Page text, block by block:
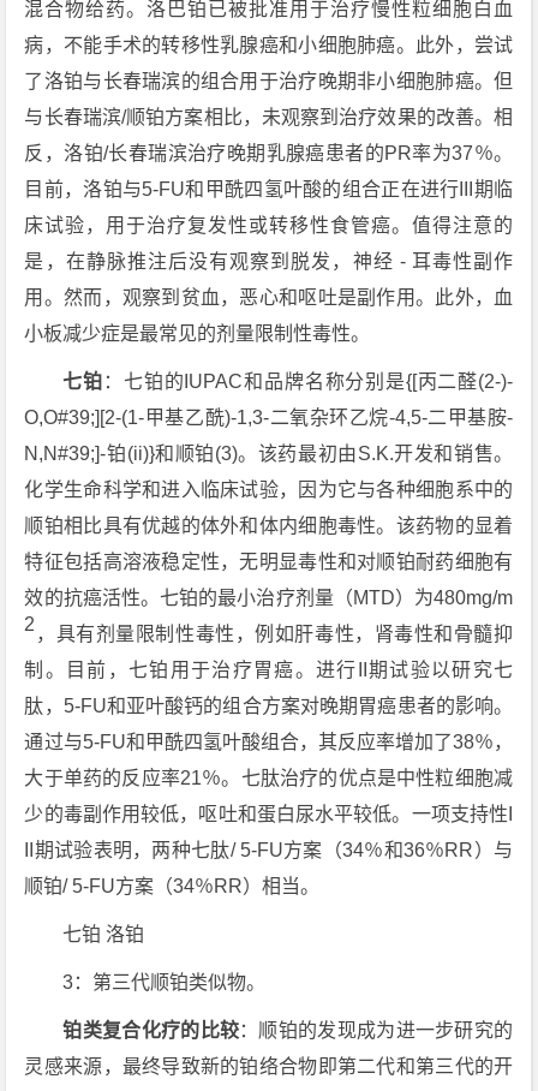
混合物给药。洛巴铂已被批准用于治疗慢性粒细胞白血
病，不能手术的转移性乳腺癌和小细胞肺癌。此外，尝试
了洛铂与长春瑞滨的组合用于治疗晚期非小细胞肺癌。但
与长春瑞滨/顺铂方案相比，未观察到治疗效果的改善。相
反，洛铂/长春瑞滨治疗晚期乳腺癌患者的PR率为37％。
目前，洛铂与5-FU和甲酰四氢叶酸的组合正在进行III期临
床试验，用于治疗复发性或转移性食管癌。值得注意的
是，在静脉推注后没有观察到脱发，神经 - 耳毒性副作
用。然而，观察到贫血，恶心和呕吐是副作用。此外，血
小板减少症是最常见的剂量限制性毒性。
七铂 ：七铂的IUPAC和品牌名称分别是{[丙二醛(2-)-
O,O#39;][2-(1-甲基乙酰)-1,3-二氧杂环乙烷-4,5-二甲基胺-
N,N#39;]-铂(ii)}和顺铂(3)。该药最初由S.K.开发和销售。
化学生命科学和进入临床试验，因为它与各种细胞系中的
顺铂相比具有优越的体外和体内细胞毒性。该药物的显着
特征包括高溶液稳定性，无明显毒性和对顺铂耐药细胞有
效的抗癌活性。七铂的最小治疗剂量（MTD）为480mg/m
2 ，具有剂量限制性毒性，例如肝毒性，肾毒性和骨髓抑
制。目前，七铂用于治疗胃癌。进行II期试验以研究七
肽，5-FU和亚叶酸钙的组合方案对晚期胃癌患者的影响。
通过与5-FU和甲酰四氢叶酸组合，其反应率增加了38％，
大于单药的反应率21％。七肽治疗的优点是中性粒细胞减
少的毒副作用较低，呕吐和蛋白尿水平较低。一项支持性I
II期试验表明，两种七肽/ 5-FU方案（34％和36％RR）与
顺铂/ 5-FU方案（34％RR）相当。
七铂 洛铂
3：第三代顺铂类似物。
铂类复合化疗的比较：顺铂的发现成为进一步研究的
灵感来源，最终导致新的铂络合物即第二代和第三代的开